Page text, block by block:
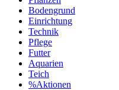
Bodengrund
Einrichtung
Technik
Pflege
Futter
Aquarien
Teich
%Aktionen